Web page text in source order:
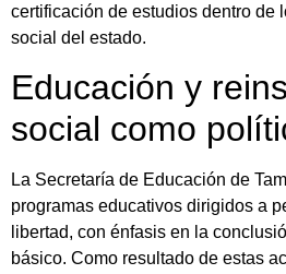
certificación de estudios dentro de
social del estado.
Educación y
social como
La Secretaría de Educación de
programas educativos dirigidos a
libertad, con énfasis en la
básico. Como resultado de estas